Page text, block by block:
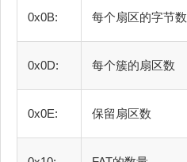
0x0B: 每个扇区的字节数
0x0D: 每个簇的扇区数
0x0E: 保留扇区数